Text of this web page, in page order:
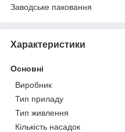
Заводське паковання
Характеристики
Основні
Виробник
Тип приладу
Тип живлення
Кількість насадок